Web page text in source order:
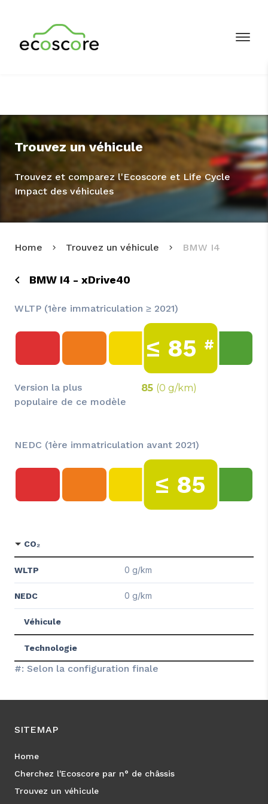
Trouvez un véhicule
Trouvez et comparez l'Ecoscore et Life Cycle
Impact des véhicules
Home Trouvez un véhicule BMW I4
BMW I4 - xDrive40
WLTP (1ère immatriculation ≥ 2021)
≤ 85 #
Version la plus
populaire de ce modèle
85 (0 g/km)
NEDC (1ère immatriculation avant 2021)
≤ 85
CO₂
WLTP 0 g/km
NEDC 0 g/km
Véhicule
Technologie
#: Selon la configuration finale
SITEMAP
Home
Cherchez l'Ecoscore par n° de châssis
Trouvez un véhicule